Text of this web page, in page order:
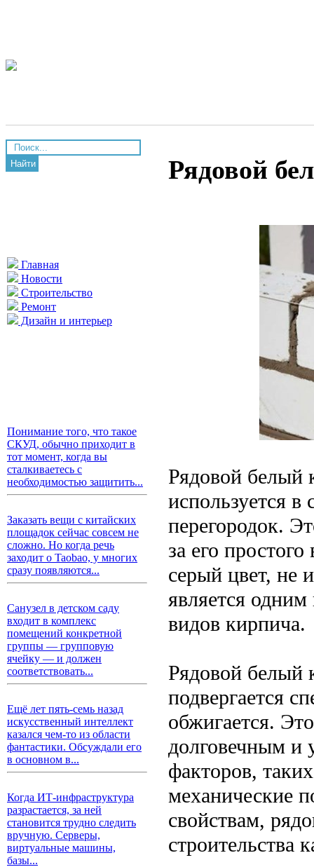
Найти
Главная
Новости
Строительство
Ремонт
Дизайн и интерьер
Понимание того, что такое
СКУД, обычно приходит в
тот момент, когда вы
сталкиваетесь с
необходимостью защитить...
Заказать вещи с китайских
площадок сейчас совсем не
сложно. Но когда речь
заходит о Taobao, у многих
сразу появляются...
Санузел в детском саду
входит в комплекс
помещений конкретной
группы — групповую
ячейку — и должен
соответствовать...
Ещё лет пять-семь назад
искусственный интеллект
казался чем-то из области
фантастики. Обсуждали его
в основном в...
Когда ИТ-инфраструктура
разрастается, за ней
становится трудно следить
вручную. Серверы,
виртуальные машины,
базы...
Рядовой
Рядовой белый
используется в
перегородок.
за его
серый цвет, не
является
видов кирпича.
Рядовой белый
подвергается
обжигается.
долговечным и
факторов,
механические
свойствам,
строительства